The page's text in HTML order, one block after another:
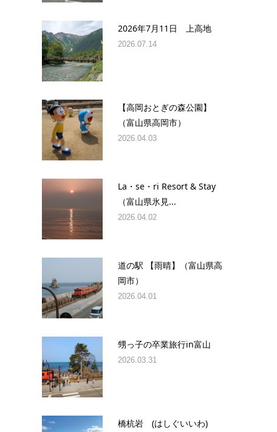
2026年7月11日 上高地
2026.07.14
【高岡おとぎの森公園】
（富山県高岡市）
2026.04.03
La・se・ri Resort & Stay
（富山県氷見...
2026.04.02
道の駅 【雨晴】（富山県高
岡市）
2026.04.01
甥っ子の卒業旅行in富山
2026.03.31
橋杭岩 (はしぐいいわ)